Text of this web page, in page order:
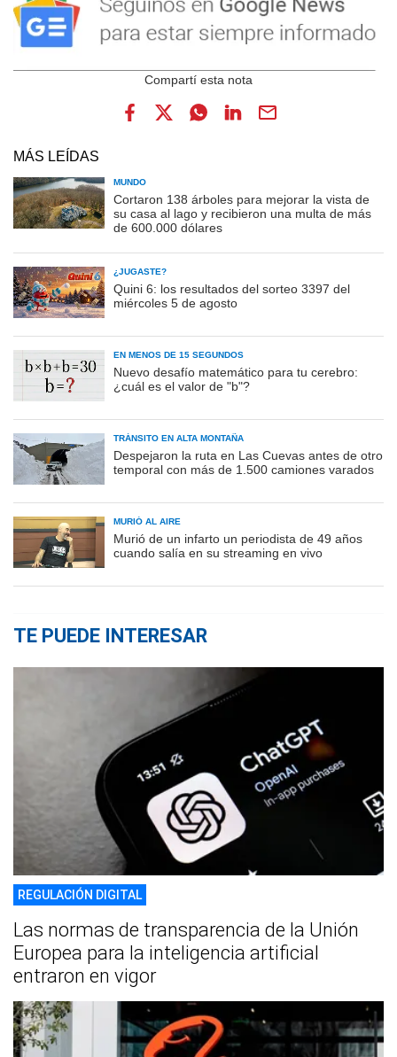
MÁS LEÍDAS
MUNDO
Cortaron 138 árboles para mejorar la vista de
su casa al lago y recibieron una multa de más
de 600.000 dólares
¿JUGASTE?
Quini 6: los resultados del sorteo 3397 del
miércoles 5 de agosto
EN MENOS DE 15 SEGUNDOS
Nuevo desafío matemático para tu cerebro:
¿cuál es el valor de "b"?
TRÁNSITO EN ALTA MONTAÑA
Despejaron la ruta en Las Cuevas antes de otro
temporal con más de 1.500 camiones varados
MURIÓ AL AIRE
Murió de un infarto un periodista de 49 años
cuando salía en su streaming en vivo
TE PUEDE INTERESAR
REGULACIÓN DIGITAL
Las normas de transparencia de la Unión
Europea para la inteligencia artificial
entraron en vigor